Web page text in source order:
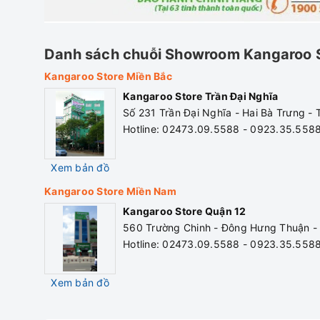
thành gốc tự do.
tính hỗ trợ cân bằng độ
8. Mineral+
Lõi Mineral+ cân bằng
nước như Ca+,
Các khoáng chất giúp
hạn chế bệnh tật.
9. 5 in 1
10. Nano cacrbon+
tạo vị cho nước ngoài ra
khuẩn hoặc tái nhiễm
Danh sách chuỗi Showroom Kangaroo
Kangaroo Store Miền Bắc
Xem bản đồ
Kangaroo Store Trần Đại Nghĩa
Số 231 Trần Đại Nghĩa - Hai Bà Trưng -
Hotline: 02473.09.5588 -
Kangaroo Store Miền Nam
Xem bản đồ
Kangaroo Store Quận 12
560 Trường Chinh - Đông Hưng Thuận -
Hotline: 02473.09.5588 -